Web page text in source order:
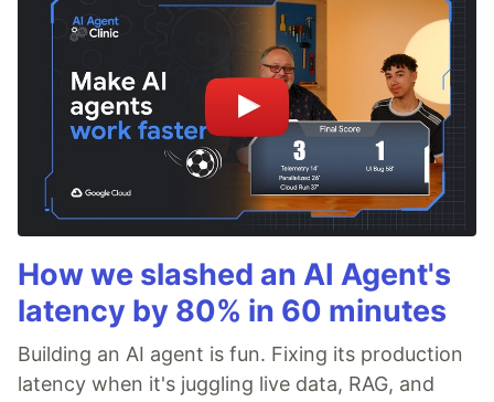
How we slashed an AI Agent's
latency by 80% in 60 minutes
Building an AI agent is fun. Fixing its production
latency when it's juggling live data, RAG, and